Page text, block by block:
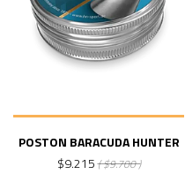
POSTON BARACUDA HUNTER
$9.215( $9.700 )